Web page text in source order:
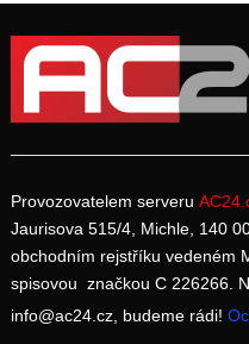
Provozovatelem serveru
Jaurisova 515/4, Michle, 140
obchodním rejstříku vedeném
spisovou značkou C 226266.
info@ac24.cz, budeme rádi!